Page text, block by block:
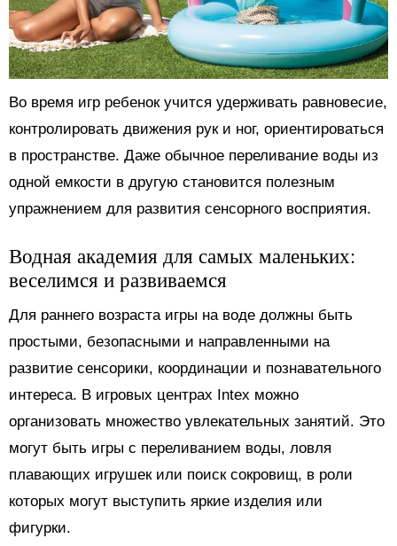
Во время игр ребенок учится удерживать равновесие,
контролировать движения рук и ног, ориентироваться
в пространстве. Даже обычное переливание воды из
одной емкости в другую становится полезным
упражнением для развития сенсорного восприятия.
Водная академия для самых маленьких:
веселимся и развиваемся
Для раннего возраста игры на воде должны быть
простыми, безопасными и направленными на
развитие сенсорики, координации и познавательного
интереса. В игровых центрах Intex можно
организовать множество увлекательных занятий. Это
могут быть игры с переливанием воды, ловля
плавающих игрушек или поиск сокровищ, в роли
которых могут выступить яркие изделия или
фигурки.